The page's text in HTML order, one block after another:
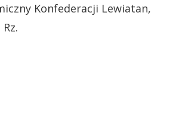
Konfederacji Lewiatan,